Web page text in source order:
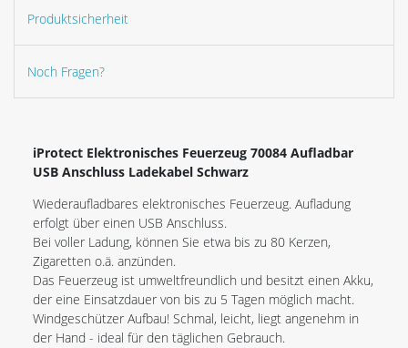
Produktsicherheit
Noch Fragen?
iProtect Elektronisches Feuerzeug 70084 Aufladbar
USB Anschluss Ladekabel Schwarz
Wiederaufladbares elektronisches Feuerzeug. Aufladung
erfolgt über einen USB Anschluss.
Bei voller Ladung, können Sie etwa bis zu 80 Kerzen,
Zigaretten o.ä. anzünden.
Das Feuerzeug ist umweltfreundlich und besitzt einen Akku,
der eine Einsatzdauer von bis zu 5 Tagen möglich macht.
Windgeschützer Aufbau! Schmal, leicht, liegt angenehm in
der Hand - ideal für den täglichen Gebrauch.